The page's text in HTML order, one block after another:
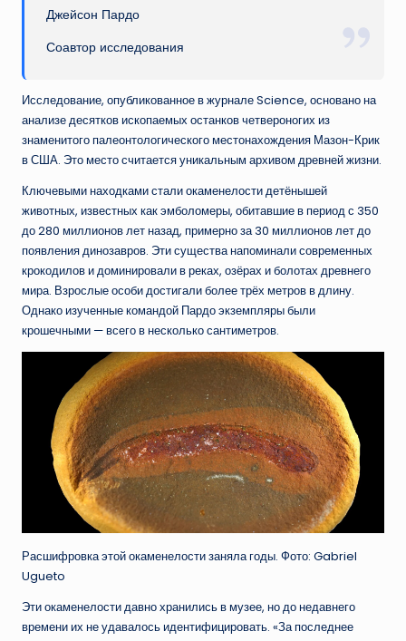
Джейсон Пардо
Соавтор исследования
Исследование, опубликованное в журнале Science, основано на
анализе десятков ископаемых останков четвероногих из
знаменитого палеонтологического местонахождения Мазон-Крик
в США. Это место считается уникальным архивом древней жизни.
Ключевыми находками стали окаменелости детёнышей
животных, известных как эмболомеры, обитавшие в период с 350
до 280 миллионов лет назад, примерно за 30 миллионов лет до
появления динозавров. Эти существа напоминали современных
крокодилов и доминировали в реках, озёрах и болотах древнего
мира. Взрослые особи достигали более трёх метров в длину.
Однако изученные командой Пардо экземпляры были
крошечными — всего в несколько сантиметров.
Расшифровка этой окаменелости заняла годы. Фото: Gabriel
Ugueto
Эти окаменелости давно хранились в музее, но до недавнего
времени их не удавалось идентифицировать. «За последнее